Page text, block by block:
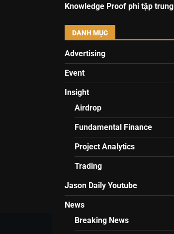
Knowledge Proof phi tập trung
DANH MỤC
Advertising
Event
Insight
Airdrop
Fundamental Finance
Project Analytics
Trading
Jason Daily Youtube
News
Breaking News